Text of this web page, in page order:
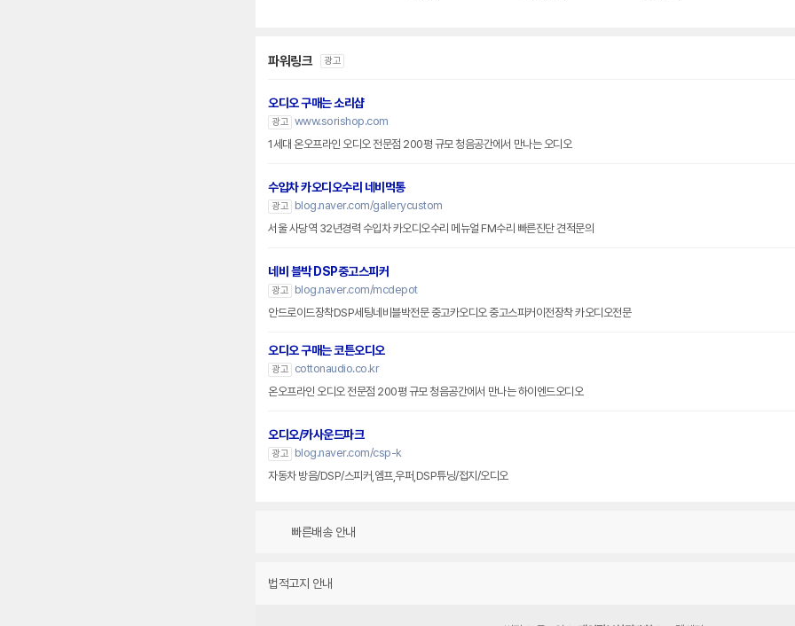
파워링크 광고
오디오 구매는 소리샵
광고 www.sorishop.com
1세대 온오프라인 오디오 전문점 200평 규모 청음공간에서 만나는 오디오
수입차 카오디오수리 네비먹통
광고
blog.naver.com/gallerycustom
서울 사당역 32년경력 수입차 카오디오수리 메뉴얼 FM수리 빠른진단 견적문의
네비 블박 DSP중고스피커
광고
blog.naver.com/mcdepot
안드로이드장착DSP세팅네비블박전문 중고카오디오 중고스피커이전장착 카오디오전문
오디오 구매는 코튼오디오
광고
cottonaudio.co.kr
온오프라인 오디오 전문점 200평 규모 청음공간에서 만나는 하이엔드오디오
오디오/카사운드파크
광고
blog.naver.com/csp-k
자동차 방음/DSP/스피커,엠프,우퍼,DSP튜닝/접지/오디오
빠른배송 안내
법적고지 안내